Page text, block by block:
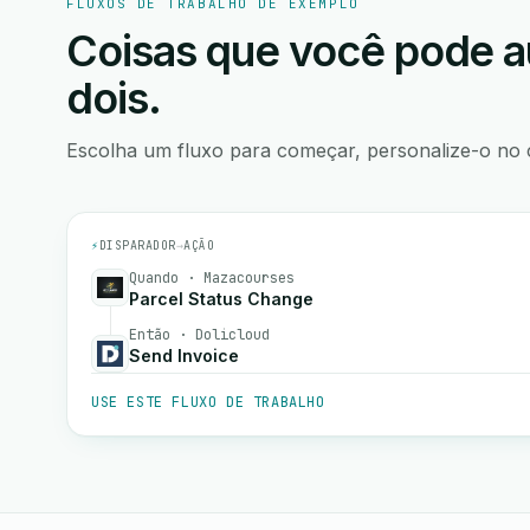
FLUXOS DE TRABALHO DE EXEMPLO
Coisas que você pode
dois.
Escolha um fluxo para começar, personalize-o
⚡ DISPARADOR→AÇÃO
Quando · Mazacourses
Parcel Status Change
Então · Dolicloud
Send Invoice
USE ESTE FLUXO DE TRABALHO